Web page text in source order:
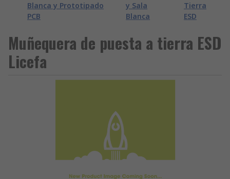
Blanca y Prototipado
PCB
y Sala
Blanca
Tierra
ESD
Muñequera de puesta a tierra ESD
Licefa